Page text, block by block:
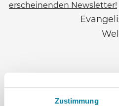
Zustimmung
erscheinenden Newsletter!